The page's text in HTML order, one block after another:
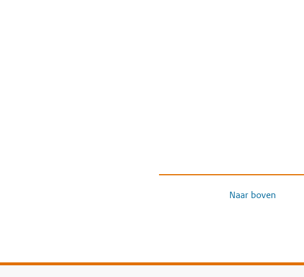
Naar boven